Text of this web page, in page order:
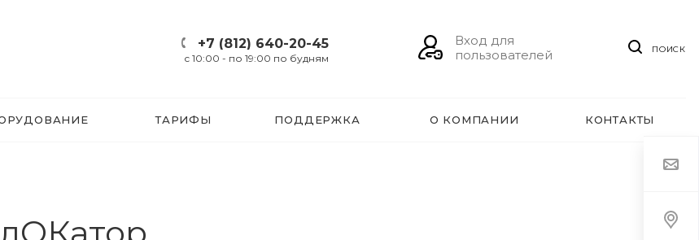
+7 (812) 640-20-45
c 10:00 - по 19:00 по будням
Вход для
пользователей
ПОИСК
ТАРИФЫ ПОДДЕРЖКА О КОМПАНИИ КОНТАКТЫ